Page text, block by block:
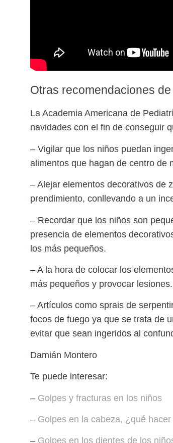
Otras recomendaciones
La Academia Americana de
navidades con el fin de conseguir
– Vigilar que los niños puedan
alimentos que hagan de centro de
– Alejar elementos decorativos de
prendimiento, conllevando a un
– Recordar que los niños son
presencia de elementos
los más pequeños.
– A la hora de colocar los
más pequeños y provocar lesiones.
– Artículos como sprais de
focos de fuego ya que se trata de
evitar que sean ingeridos al
Damián Montero
Te puede interesar:
– Golpes y fracturas en los niños
– Golpes en la cabeza, ¿qué
– Golpes en los dientes de los